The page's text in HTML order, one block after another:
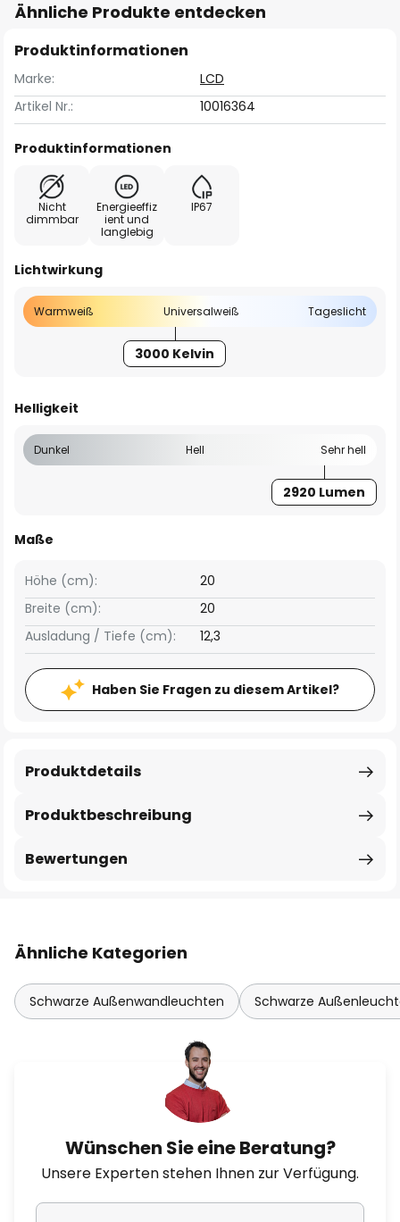
Ähnliche Produkte entdecken
Produktinformationen
Marke:
LCD
Artikel Nr.:
10016364
Produktinformationen
Nicht
dimmbar
Energieeffiz
ient und
langlebig
IP67
Lichtwirkung
Warmweiß Universalweiß Tageslicht
3000 Kelvin
Helligkeit
Dunkel Hell Sehr hell
2920 Lumen
Maße
Breite (cm): 20
Höhe (cm): 20
Ausladung / Tiefe (cm): 12,3
Haben Sie Fragen zu diesem Artikel?
Produktbeschreibung
Produktdetails
Bewertungen
Ähnliche Kategorien
Schwarze Außenwandleuchten Schwarze
Wünschen Sie eine Beratung?
Unsere Experten stehen Ihnen zur Verfügung.